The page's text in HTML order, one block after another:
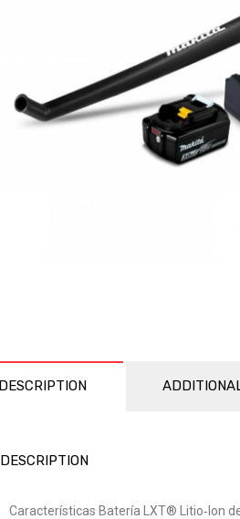
DESCRIPTION
DESCRIPTION
Características Batería LXT® Litio‑Ion